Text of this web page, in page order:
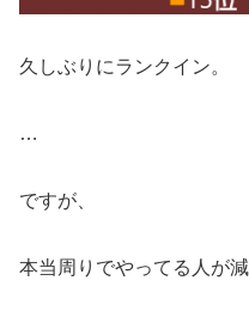
久しぶりにランクイン。
…
ですが、
本当周りでやってる人が減